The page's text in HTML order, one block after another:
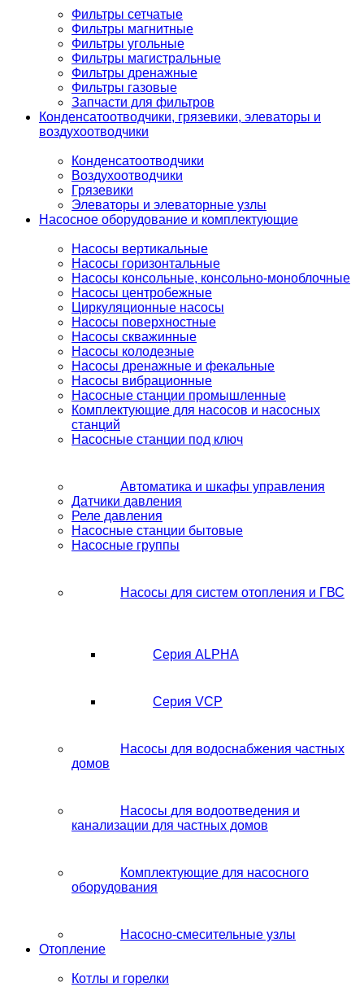
Фильтры сетчатые
Фильтры магнитные
Фильтры угольные
Фильтры магистральные
Фильтры дренажные
Фильтры газовые
Запчасти для фильтров
Конденсатоотводчики, грязевики, элеваторы и
воздухоотводчики
Конденсатоотводчики
Воздухоотводчики
Грязевики
Элеваторы и элеваторные узлы
Насосное оборудование и комплектующие
Насосы вертикальные
Насосы горизонтальные
Насосы консольные, консольно-моноблочные
Насосы центробежные
Циркуляционные насосы
Насосы поверхностные
Насосы скважинные
Насосы колодезные
Насосы дренажные и фекальные
Насосы вибрационные
Насосные станции промышленные
Комплектующие для насосов и насосных
станций
Насосные станции под ключ
Автоматика и шкафы управления
Датчики давления
Реле давления
Насосные станции бытовые
Насосные группы
Насосы для систем отопления и ГВС
Серия ALPHA
Серия VCP
Насосы для водоснабжения частных
домов
Насосы для водоотведения и
канализации для частных домов
Комплектующие для насосного
оборудования
Насосно-смесительные узлы
Отопление
Котлы и горелки